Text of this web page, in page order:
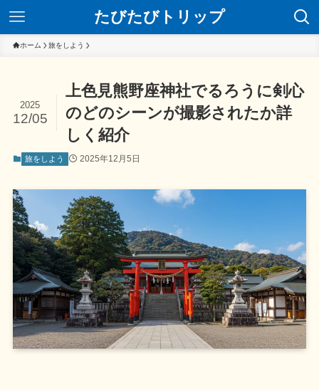
たびたびトリップ
ホーム 旅をしよう
上色見熊野座神社でるろうに剣心
のどのシーンが撮影されたか詳
しく紹介
2025
12/05
旅をしよう 2025年12月5日